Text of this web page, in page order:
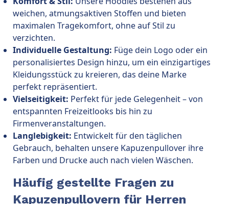
weichen, atmungsaktiven Stoffen und bieten
maximalen Tragekomfort, ohne auf Stil zu
verzichten.
Individuelle Gestaltung: Füge dein Logo oder ein
personalisiertes Design hinzu, um ein einzigartiges
Kleidungsstück zu kreieren, das deine Marke
perfekt repräsentiert.
Vielseitigkeit: Perfekt für jede Gelegenheit – von
entspannten Freizeitlooks bis hin zu
Firmenveranstaltungen.
Langlebigkeit: Entwickelt für den täglichen
Gebrauch, behalten unsere Kapuzenpullover ihre
Farben und Drucke auch nach vielen Wäschen.
Häufig gestellte Fragen zu
Kapuzenpullovern für Herren